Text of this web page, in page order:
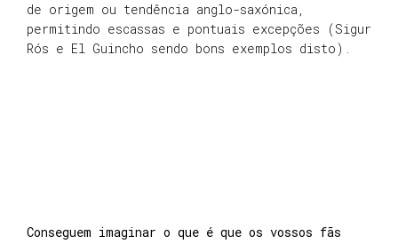
de origem ou tendência anglo-saxónica,
permitindo escassas e pontuais excepções (Sigur
Rós e El Guincho sendo bons exemplos disto).
Conseguem imaginar o que é que os vossos fãs